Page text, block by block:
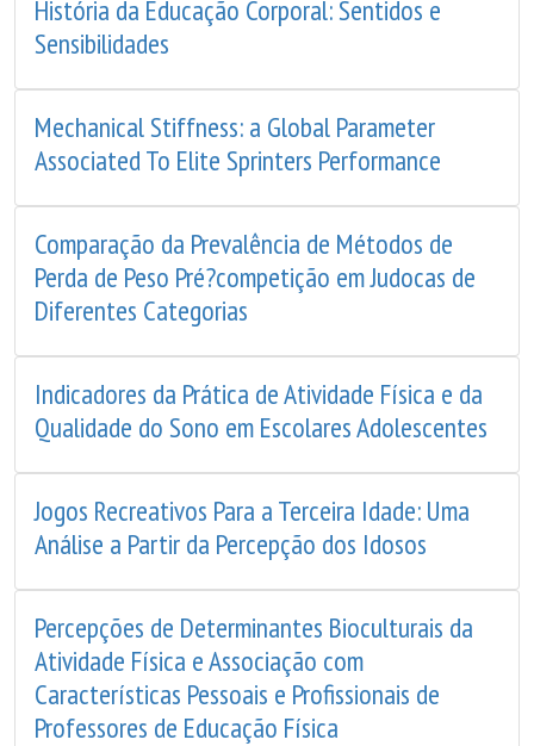
História da Educação Corporal: Sentidos e
Sensibilidades
Mechanical Stiffness: a Global Parameter
Associated To Elite Sprinters Performance
Comparação da Prevalência de Métodos de
Perda de Peso Pré?competição em Judocas de
Diferentes Categorias
Indicadores da Prática de Atividade Física e da
Qualidade do Sono em Escolares Adolescentes
Jogos Recreativos Para a Terceira Idade: Uma
Análise a Partir da Percepção dos Idosos
Percepções de Determinantes Bioculturais da
Atividade Física e Associação com
Características Pessoais e Profissionais de
Professores de Educação Física